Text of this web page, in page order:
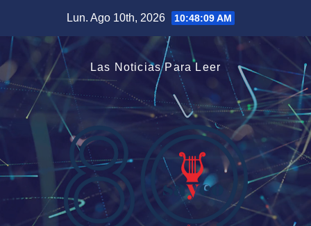
contenido
Lun. Ago 10th, 2026 10:48:10 AM
Las Noticias Para Leer